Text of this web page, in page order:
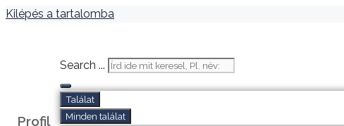
Kilépés a tartalomba
Search ...
Találat
Minden találat
Profil